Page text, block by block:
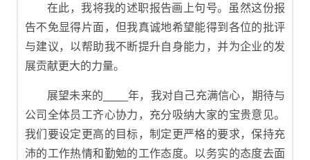
在此，我将我的述职报告画上句号。虽然这份报
告不免显得片面，但我真诚地希望能得到各位的批评
与建议，以帮助我不断提升自身能力，并为企业的发
展贡献更大的力量。
展望未来的____年，我对自己充满信心，期待与
公司全体员工齐心协力，充分吸纳大家的宝贵意见。
我们要设定更高的目标，制定更严格的要求，保持充
沛的工作热情和勤勉的工作态度。以务实的态度去面